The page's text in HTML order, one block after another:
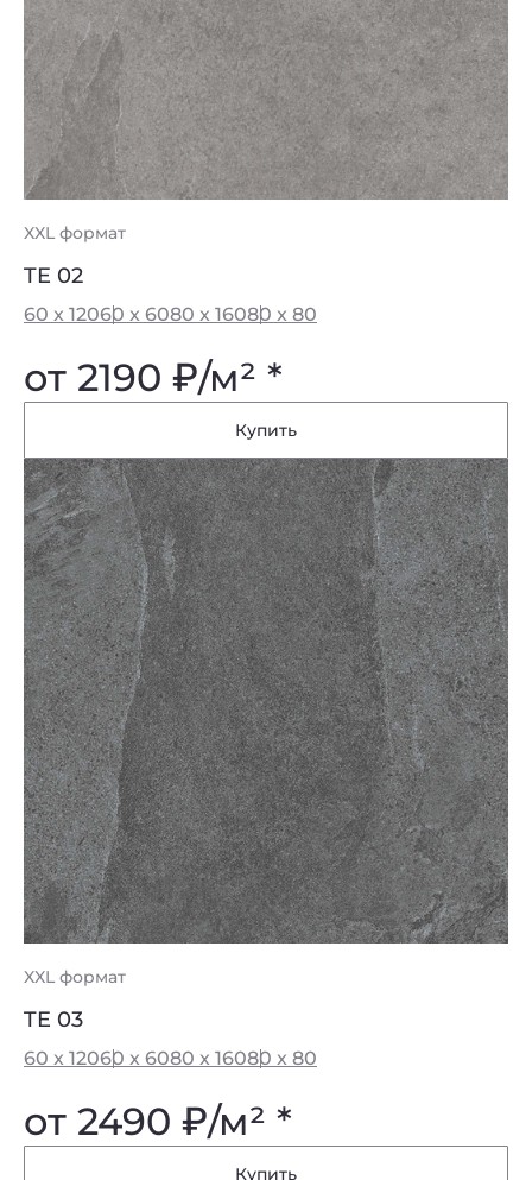
XXL формат
TE 02
60 x 12060 x 6080 x 16080 x 80
от 2190 ₽/м² *
Купить
XXL формат
TE 03
60 x 12060 x 6080 x 16080 x 80
от 2490 ₽/м² *
Купить